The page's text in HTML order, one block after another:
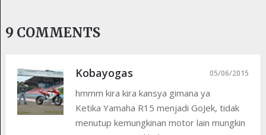
9 COMMENTS
Kobayogas 05/06/2015
hmmm kira kira kansya gimana ya
Ketika Yamaha R15 menjadi GoJek, tidak
menutup kemungkinan motor lain mungkin